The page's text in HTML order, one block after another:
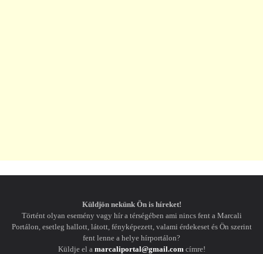
Küldjön nekünk Ön is híreket!
Történt olyan esemény vagy hír a térségében ami nincs fent a Marcali
Portálon, esetleg hallott, látott, fényképezett, valami érdekeset és Ön szerint
fent lenne a helye hírportálon?
Küldje el a marcaliportal@gmail.com címre!